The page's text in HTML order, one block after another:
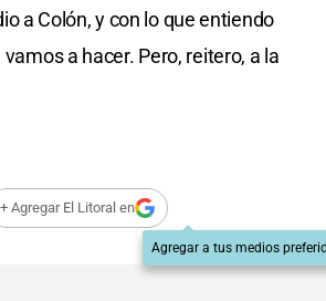
a Colón, y con lo que entiendo
a hacer. Pero, reitero, a la
+ Agregar El Litoral en
Agregar a tus medios